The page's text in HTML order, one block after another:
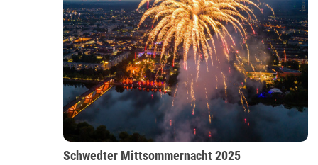
Schwedter Mittsommernacht 2025